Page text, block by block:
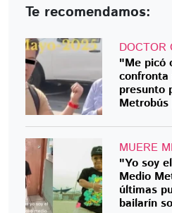
Te recomendamos:
DOCTOR
"Me picó
presunto
Metrobús
MUERE
"Yo soy
Medio
últimas
bailarín